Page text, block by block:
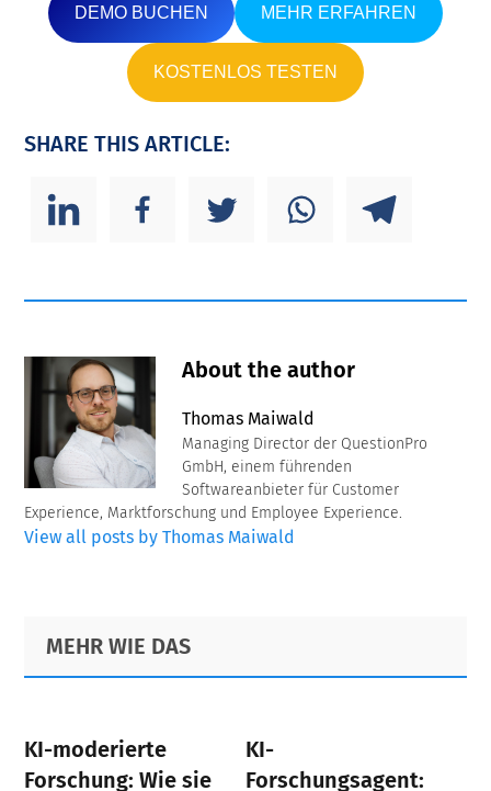
DEMO BUCHEN MEHR ERFAHREN
KOSTENLOS TESTEN
SHARE THIS ARTICLE:
About the author
Thomas Maiwald
Managing Director der QuestionPro
GmbH, einem führenden
Softwareanbieter für Customer
Experience, Marktforschung und Employee Experience.
View all posts by Thomas Maiwald
Primary
Sidebar
Footer
MEHR WIE DAS
KI-moderierte
Forschung: Wie sie
KI-
Forschungsagent: